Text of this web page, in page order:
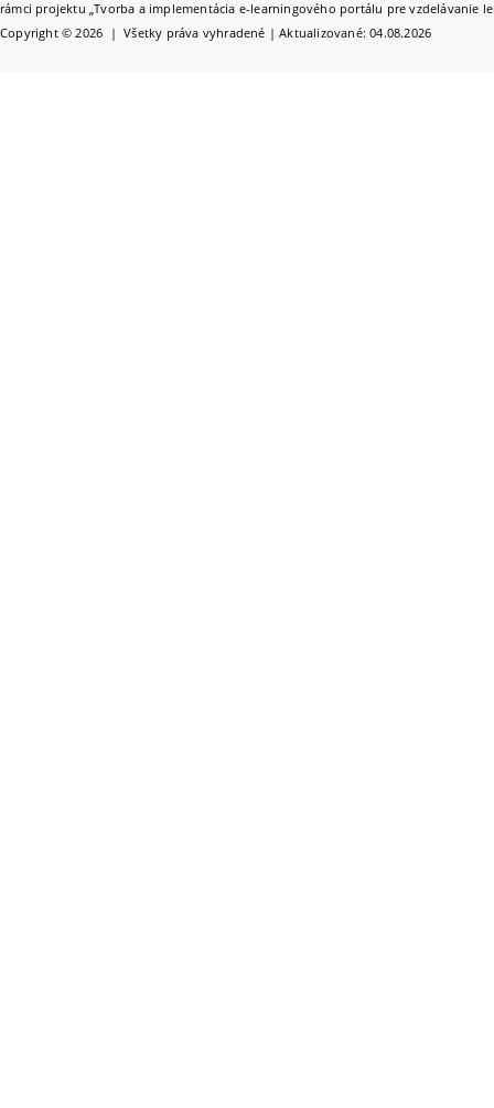
rámci projektu „Tvorba a implementácia e-learningového portálu pre vzdelávanie
Copyright © 2026 | Všetky práva vyhradené | Aktualizované: 04.08.2026